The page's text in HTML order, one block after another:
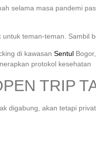
selama masa pandemi
untuk teman-teman. Sambil
di kawasan Sentul
protokol kesehatan
TRIP
digabung, akan tetapi